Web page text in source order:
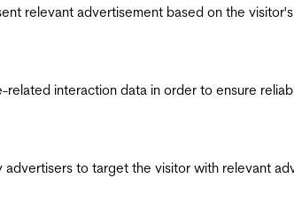
relevant advertisement based on the
interaction data in order to ensure
to target the visitor with relevant